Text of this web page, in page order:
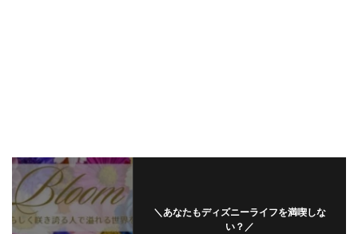
＼あなたもディズニーライフを満喫しな
い？／